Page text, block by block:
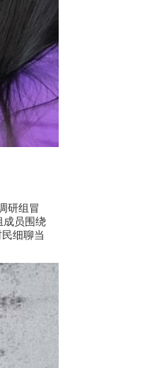
研组冒
员围绕
细聊当